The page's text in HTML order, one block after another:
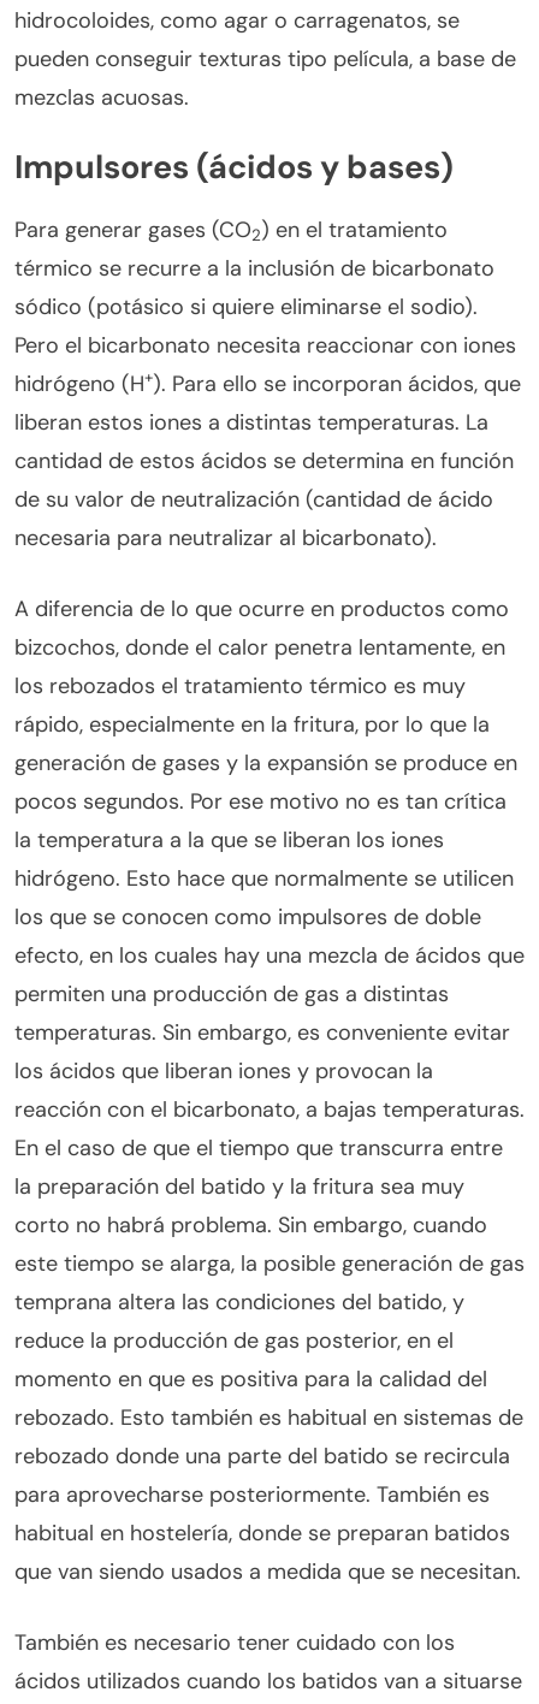
hidrocoloides, como agar o carragenatos, se
pueden conseguir texturas tipo película, a base de
mezclas acuosas.
Impulsores (ácidos y bases)
Para generar gases (CO2) en el tratamiento
térmico se recurre a la inclusión de bicarbonato
sódico (potásico si quiere eliminarse el sodio).
Pero el bicarbonato necesita reaccionar con iones
hidrógeno (H+). Para ello se incorporan ácidos, que
liberan estos iones a distintas temperaturas. La
cantidad de estos ácidos se determina en función
de su valor de neutralización (cantidad de ácido
necesaria para neutralizar al bicarbonato).
A diferencia de lo que ocurre en productos como
bizcochos, donde el calor penetra lentamente, en
los rebozados el tratamiento térmico es muy
rápido, especialmente en la fritura, por lo que la
generación de gases y la expansión se produce en
pocos segundos. Por ese motivo no es tan crítica
la temperatura a la que se liberan los iones
hidrógeno. Esto hace que normalmente se utilicen
los que se conocen como impulsores de doble
efecto, en los cuales hay una mezcla de ácidos que
permiten una producción de gas a distintas
temperaturas. Sin embargo, es conveniente evitar
los ácidos que liberan iones y provocan la
reacción con el bicarbonato, a bajas temperaturas.
En el caso de que el tiempo que transcurra entre
la preparación del batido y la fritura sea muy
corto no habrá problema. Sin embargo, cuando
este tiempo se alarga, la posible generación de gas
temprana altera las condiciones del batido, y
reduce la producción de gas posterior, en el
momento en que es positiva para la calidad del
rebozado. Esto también es habitual en sistemas de
rebozado donde una parte del batido se recircula
para aprovecharse posteriormente. También es
habitual en hostelería, donde se preparan batidos
que van siendo usados a medida que se necesitan.
También es necesario tener cuidado con los
ácidos utilizados cuando los batidos van a situarse